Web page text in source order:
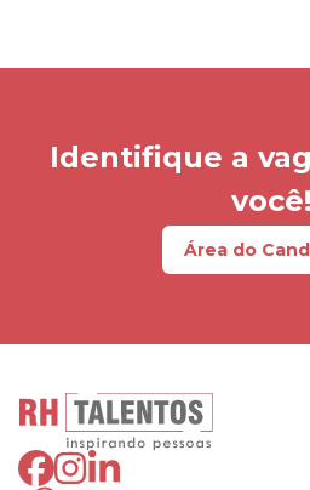
Identifique a
você!
Área do